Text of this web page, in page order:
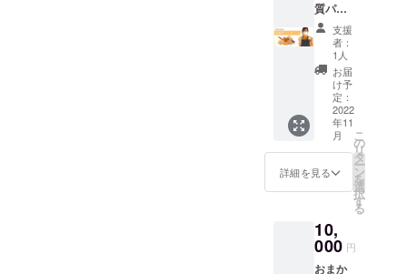
ます ※
駐車ス
ペース
あり ※
最寄
駅：JR
飯田線
下地駅
当日持
ち物：
エプロ
ン、タ
オル、
持ち帰
り用袋
※実施場
所、住
所：愛
知県豊
橋市川
崎町389
※実施場
の交通
費は支
質パン
セット
（送料
込） 低
糖質の
パンを
お届け
しま
す。 60
サイズ2
キロ以
内で、
低糖質
後お届
けしま
す。 発
支援
者：
1人
お届
け予
定：
2022
年11
月
詳細を見る
こ
の
リ
タ
ー
ン
を
選
択
す
る
10,
000 円
おまか